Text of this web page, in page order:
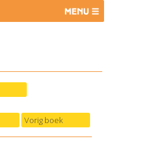
Vorig boek